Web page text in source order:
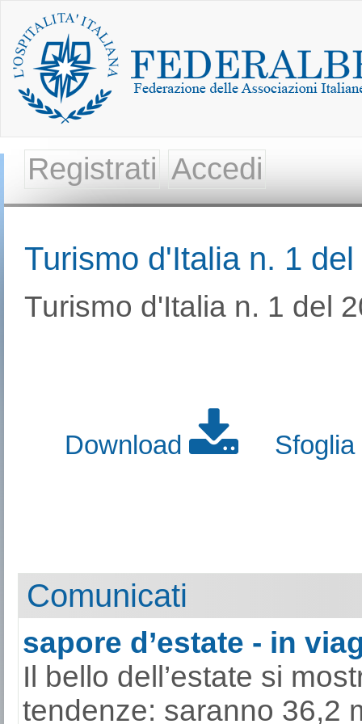
Registrati Accedi
Turismo d'Italia n. 1
Turismo d'Italia n. 1 del
Download Sfoglia
Comunicati
sapore d’estate - in
Il bello dell’estate si
tendenze: saranno 36,2